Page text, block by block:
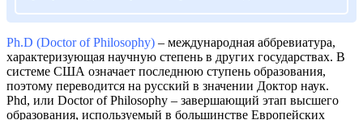
Ph.D (Doctor of Philosophy) – международная аббревиатура,
характеризующая научную степень в других государствах. В
системе США означает последнюю ступень образования,
поэтому переводится на русский в значении Доктор наук.
Phd, или Doctor of Philosophy – завершающий этап высшего
образования, используемый в большинстве Европейских